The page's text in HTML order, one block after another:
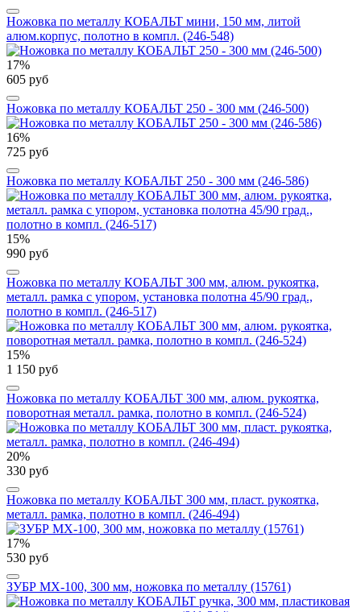
Ножовка по металлу КОБАЛЬТ мини, 150 мм, литой
алюм.корпус, полотно в компл. (246-548)
17%
605 руб
Ножовка по металлу КОБАЛЬТ 250 - 300 мм (246-500)
16%
725 руб
Ножовка по металлу КОБАЛЬТ 250 - 300 мм (246-586)
15%
990 руб
Ножовка по металлу КОБАЛЬТ 300 мм, алюм. рукоятка,
металл. рамка с упором, установка полотна 45/90 град.,
полотно в компл. (246-517)
15%
1 150 руб
Ножовка по металлу КОБАЛЬТ 300 мм, алюм. рукоятка,
поворотная металл. рамка, полотно в компл. (246-524)
20%
330 руб
Ножовка по металлу КОБАЛЬТ 300 мм, пласт. рукоятка,
металл. рамка, полотно в компл. (246-494)
17%
530 руб
ЗУБР MX-100, 300 мм, ножовка по металлу (15761)